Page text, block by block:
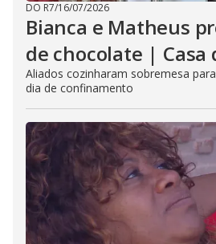
DO R7/16/07/2026
Bianca e Matheus
de chocolate | Casa
Aliados cozinharam sobremesa
dia de confinamento